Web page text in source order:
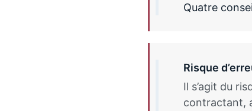
Quatre
Risque
Il s’agit du
contractant,